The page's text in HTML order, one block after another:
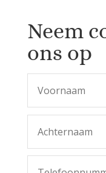
Neem
ons op